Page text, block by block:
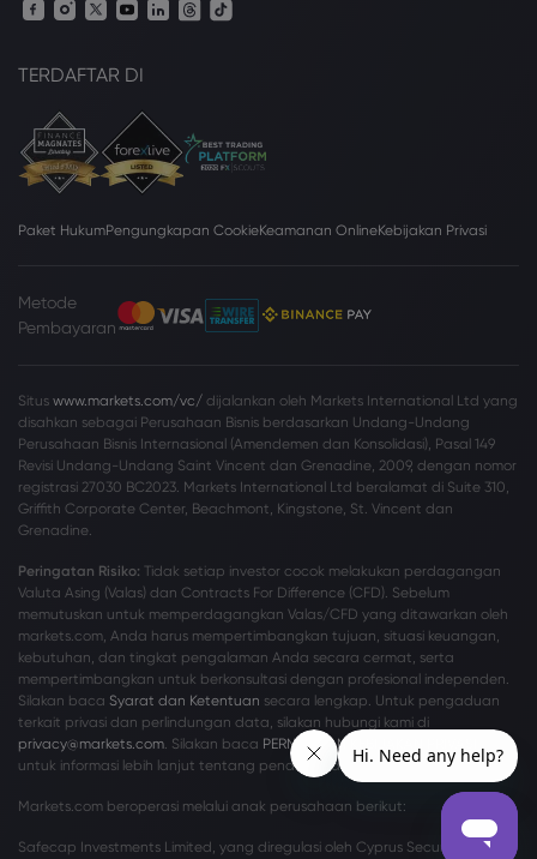
TERDAFTAR DI
Paket HukumPengungkapan CookieKeamanan OnlineKebijakan Privasi
Metode
Pembayaran
Situs www.markets.com/vc/ dijalankan oleh Markets International Ltd yang
disahkan sebagai Perusahaan Bisnis berdasarkan Undang-Undang
Perusahaan Bisnis Internasional (Amendemen dan Konsolidasi), Pasal 149
Revisi Undang-Undang Saint Vincent dan Grenadine, 2009, dengan nomor
registrasi 27030 BC2023. Markets International Ltd beralamat di Suite 310,
Griffith Corporate Center, Beachmont, Kingstone, St. Vincent dan
Grenadine.
Peringatan Risiko: Tidak setiap investor cocok melakukan perdagangan
Valuta Asing (Valas) dan Contracts For Difference (CFD). Sebelum
memutuskan untuk memperdagangkan Valas/CFD yang ditawarkan oleh
markets.com, Anda harus mempertimbangkan tujuan, situasi keuangan,
kebutuhan, dan tingkat pengalaman Anda secara cermat, serta
mempertimbangkan untuk berkonsultasi dengan profesional independen.
Silakan baca Syarat dan Ketentuan secara lengkap. Untuk pengaduan
terkait privasi dan perlindungan data, silakan hubungi kami di
privacy@markets.com . Silakan baca PERNYATAAN KEBIJAKAN PRIVASI
untuk informasi lebih lanjut tentang penanganan data pribadi.
Markets.com beroperasi melalui anak perusahaan berikut:
Safecap Investments Limited, yang diregulasi oleh Cyprus Securities and